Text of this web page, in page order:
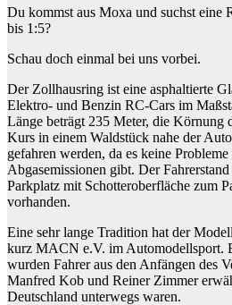
Du kommst aus Moxa und suchst eine
bis 1:5?
Schau doch einmal bei uns vorbei.
Der Zollhausring ist eine asphaltierte
Elektro- und Benzin RC-Cars im
Länge beträgt 235 Meter, die Körnung
Kurs in einem Waldstück nahe der
gefahren werden, da es keine
Abgasemissionen gibt. Der
Parkplatz mit Schotteroberfläche zum
vorhanden.
Eine sehr lange Tradition hat der
kurz MACN e.V. im Automodellsport.
wurden Fahrer aus den Anfängen des
Manfred Kob und Reiner Zimmer
Deutschland unterwegs waren.